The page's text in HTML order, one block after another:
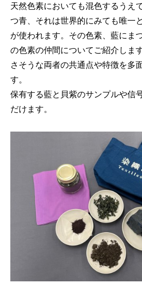
天然色素においても混色するうえ
つ青、それは世界的にみても唯一
が使われます。その色素、藍にま
の色素の仲間についてご紹介しま
さそうな両者の共通点や特徴を多
す。
保有する藍と貝紫のサンプルや信
だけます。